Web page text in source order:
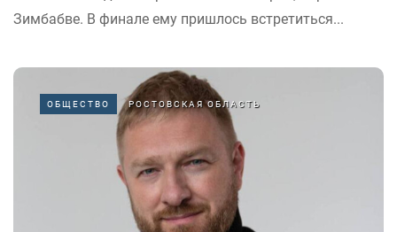
Зимбабве. В финале ему пришлось встретиться...
ОБЩЕСТВО РОСТОВСКАЯ ОБЛАСТЬ